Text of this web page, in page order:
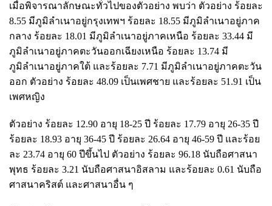
เมื่อพิจารณาลักษณะทั่วไปของตัวอย่าง พบว่า ตัวอย่าง ร้อยละ
8.55 มีภูมิลำเนาอยู่กรุงเทพฯ ร้อยละ 18.55 มีภูมิลำเนาอยู่ภาค
กลาง ร้อยละ 18.01 มีภูมิลำเนาอยู่ภาคเหนือ ร้อยละ 33.44 มี
ภูมิลำเนาอยู่ภาคตะวันออกเฉียงเหนือ ร้อยละ 13.74 มี
ภูมิลำเนาอยู่ภาคใต้ และร้อยละ 7.71 มีภูมิลำเนาอยู่ภาคตะวัน
ออก ตัวอย่าง ร้อยละ 48.09 เป็นเพศชาย และร้อยละ 51.91 เป็น
เพศหญิง
ตัวอย่าง ร้อยละ 12.90 อายุ 18-25 ปี ร้อยละ 17.79 อายุ 26-35 ปี
ร้อยละ 18.93 อายุ 36-45 ปี ร้อยละ 26.64 อายุ 46-59 ปี และร้อย
ละ 23.74 อายุ 60 ปีขึ้นไป ตัวอย่าง ร้อยละ 96.18 นับถือศาสนา
พุทธ ร้อยละ 3.21 นับถือศาสนาอิสลาม และร้อยละ 0.61 นับถือ
ศาสนาคริสต์ และศาสนาอื่น ๆ